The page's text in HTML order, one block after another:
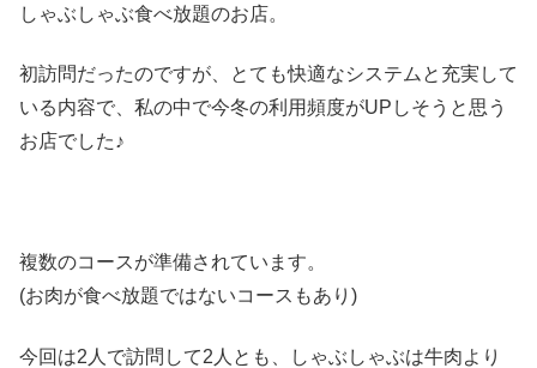
しゃぶしゃぶ食べ放題のお店。
初訪問だったのですが、とても快適なシステムと充実して
いる内容で、私の中で今冬の利用頻度がUPしそうと思う
お店でした♪
複数のコースが準備されています。
(お肉が食べ放題ではないコースもあり)
今回は2人で訪問して2人とも、しゃぶしゃぶは牛肉より